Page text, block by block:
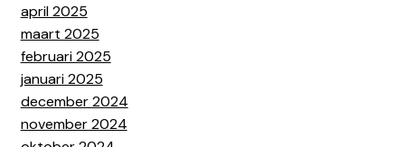
april 2025
maart 2025
februari 2025
januari 2025
december 2024
november 2024